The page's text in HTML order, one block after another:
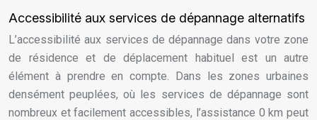
Accessibilité aux services de dépannage alternatifs
L’accessibilité aux services de dépannage dans votre zone
de résidence et de déplacement habituel est un autre
élément à prendre en compte. Dans les zones urbaines
densément peuplées, où les services de dépannage sont
nombreux et facilement accessibles, l’assistance 0 km peut